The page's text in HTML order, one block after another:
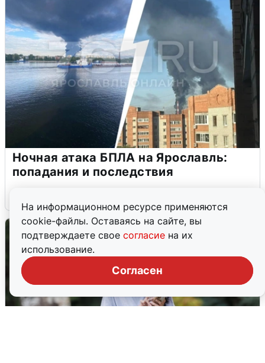
На информационном ресурсе применяются
cookie-файлы. Оставаясь на сайте, вы
подтверждаете свое согласие на их
использование.
Согласен
Ночная атака БПЛА на Ярославль:
попадания и последствия